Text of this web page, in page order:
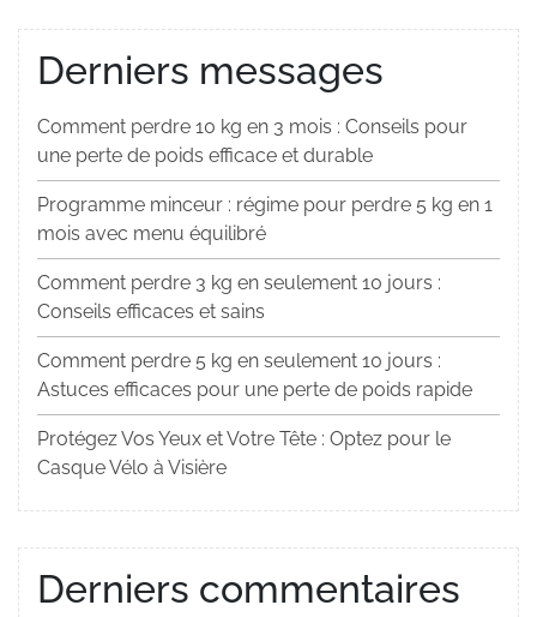
Derniers messages
Comment perdre 10 kg en 3 mois : Conseils pour
une perte de poids efficace et durable
Programme minceur : régime pour perdre 5 kg en 1
mois avec menu équilibré
Comment perdre 3 kg en seulement 10 jours :
Conseils efficaces et sains
Comment perdre 5 kg en seulement 10 jours :
Astuces efficaces pour une perte de poids rapide
Protégez Vos Yeux et Votre Tête : Optez pour le
Casque Vélo à Visière
Derniers commentaires